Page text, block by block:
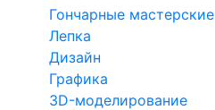
Гончарные мастерские
Лепка
Дизайн
Графика
3D-моделирование